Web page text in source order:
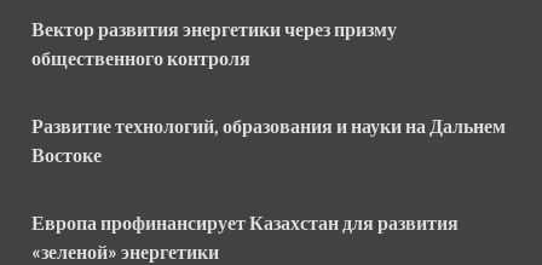
Вектор развития энергетики через призму
общественного контроля
Развитие технологий, образования и науки на Дальнем
Востоке
Европа профинансирует Казахстан для развития
«зеленой» энергетики